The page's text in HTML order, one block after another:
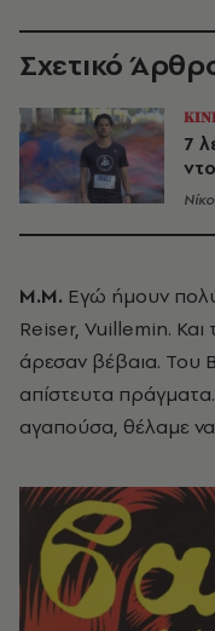
Σχετικό
7
Μ.Μ. Εγώ ήμουν
Reiser, Vuillemin. Και
άρεσαν βέβαια. Του
απίστευτα
αγαπούσα, θέλαμε